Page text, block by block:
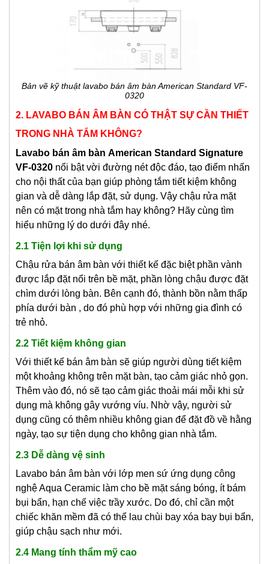
Bản vẽ kỹ thuật lavabo bán âm bàn American Standard VF-
0320
2. LAVABO BÁN ÂM BÀN CÓ THẬT SỰ CẦN THIẾT
TRONG NHÀ TẮM KHÔNG?
Lavabo bán âm bàn American Standard Signature
VF-0320 nổi bật vời đường nét độc đáo, tạo điểm nhấn
cho nội thất của bạn giúp phòng tắm tiết kiệm không
gian và dễ dàng lắp đặt, sử dụng. Vậy chậu rửa mặt
nên có mặt trong nhà tắm hay không? Hãy cùng tìm
hiểu những lý do dưới đây nhé.
2.1 Tiện lợi khi sử dụng
Chậu rửa bán âm bàn với thiết kế đặc biệt phần vành
được lắp đặt nổi trên bề mặt, phần lòng chậu được đặt
chìm dưới lòng bàn. Bên cạnh đó, thành bồn nằm thấp
phía dưới bàn , do đó phù hợp với những gia đình có
trẻ nhỏ.
2.2 Tiết kiệm không gian
Với thiết kế bán âm bàn sẽ giúp người dùng tiết kiệm
một khoảng không trên mặt bàn, tạo cảm giác nhỏ gọn.
Thêm vào đó, nó sẽ tạo cảm giác thoải mái mỗi khi sử
dụng mà không gây vướng víu. Nhờ vậy, người sử
dụng cũng có thêm nhiều không gian để đặt đồ về hằng
ngày, tạo sự tiện dụng cho không gian nhà tắm.
2.3 Dễ dàng vệ sinh
Lavabo bán âm bàn với lớp men sứ ứng dụng công
nghệ Aqua Ceramic làm cho bề mặt sáng bóng, ít bám
bụi bẩn, hạn chế việc trầy xước. Do đó, chỉ cần một
chiếc khăn mềm đã có thể lau chùi bay xóa bay bụi bẩn,
giúp chậu sạch như mới.
2.4 Mang tính thẩm mỹ cao